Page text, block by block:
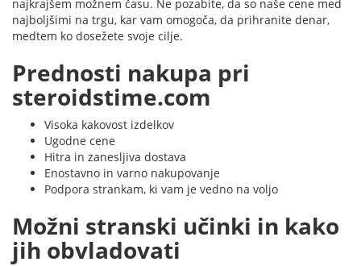
najkrajšem možnem času. Ne pozabite, da so naše cene med
najboljšimi na trgu, kar vam omogoča, da prihranite denar,
medtem ko dosežete svoje cilje.
Prednosti nakupa pri
steroidstime.com
Visoka kakovost izdelkov
Ugodne cene
Hitra in zanesljiva dostava
Enostavno in varno nakupovanje
Podpora strankam, ki vam je vedno na voljo
Možni stranski učinki in kako
jih obvladovati